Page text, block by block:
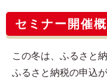
セミナー開催
この冬は、ふるさと
ふるさと納税の申込